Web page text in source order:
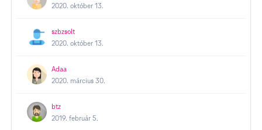
2020. október 13.
szbzsolt
2020. október 13.
Adaa
2020. március 30.
btz
2019. február 5.